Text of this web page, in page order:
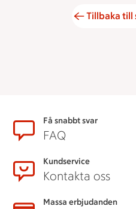
Tillbaka till
SidfotFå snabbt svar
FAQ
Kundservice
Kontakta oss
Massa erbjudanden